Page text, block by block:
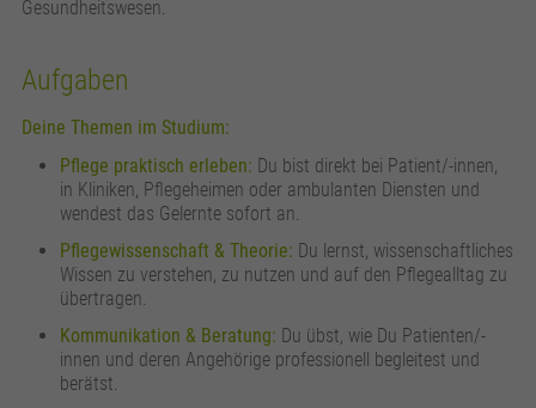
Gesundheitswesen.
Aufgaben
Deine Themen im Studium:
Pflege praktisch erleben: Du bist direkt bei Patient/-innen,
in Kliniken, Pflegeheimen oder ambulanten Diensten und
wendest das Gelernte sofort an.
Pflegewissenschaft & Theorie: Du lernst, wissenschaftliches
Wissen zu verstehen, zu nutzen und auf den Pflegealltag zu
übertragen.
Kommunikation & Beratung: Du übst, wie Du Patienten/-
innen und deren Angehörige professionell begleitest und
berätst.